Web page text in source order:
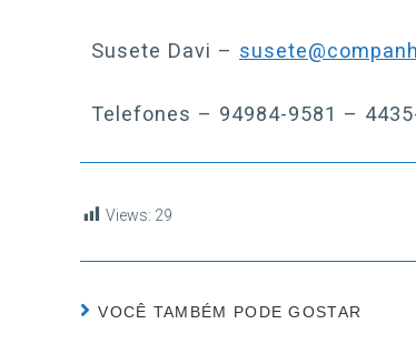
Susete Davi –
Telefones – 94984-9581 –
Views: 29
VOCÊ TAMBÉM PODE GOSTAR